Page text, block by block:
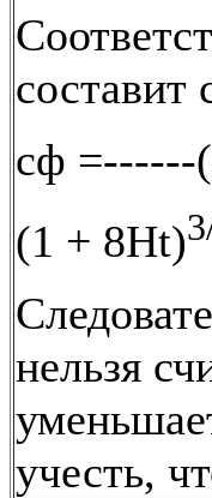
составит
сф =------
(1 + 8Ht)
нельзя
учесть,